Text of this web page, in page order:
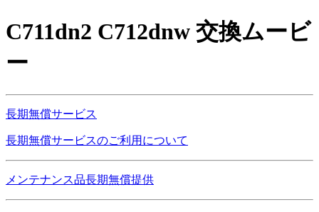
C711dn2 C712dnw 交換ムービ
ー
長期無償サービス
長期無償サービスのご利用について
メンテナンス品長期無償提供